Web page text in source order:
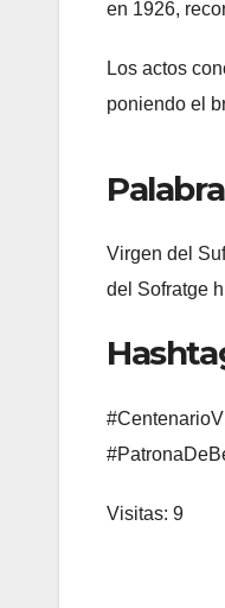
en 1926,
Los actos
poniendo el
Virgen del
del Sofratge
Visitas: 9